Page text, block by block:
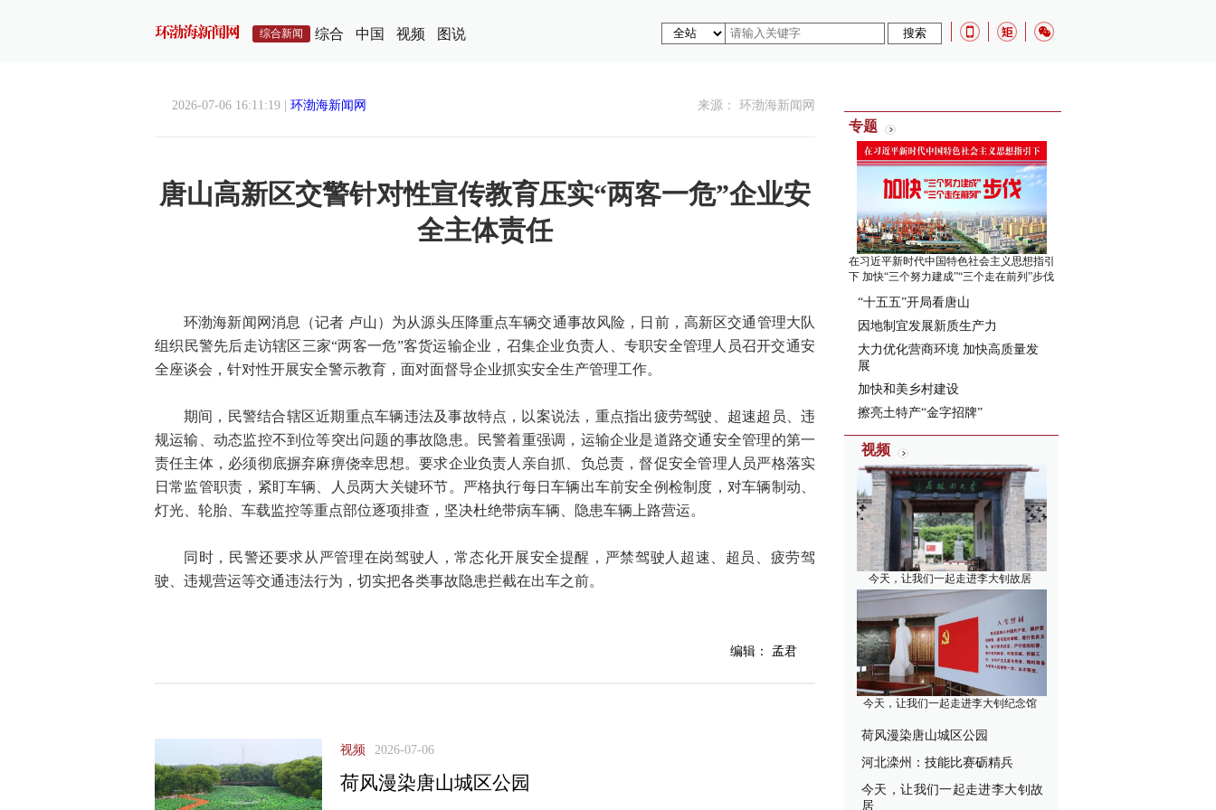
综合新闻 综合 中国 视频 图说
2026-07-06 16:11:19 | 环渤海新闻网 来源： 环渤海新闻网
唐山高新区交警针对性宣传教育压实“两客一危”企业安
全主体责任
环渤海新闻网消息（记者 卢山）为从源头压降重点车辆交通事故风险，日前，高新区交通管理大队
组织民警先后走访辖区三家“两客一危”客货运输企业，召集企业负责人、专职安全管理人员召开交通安
全座谈会，针对性开展安全警示教育，面对面督导企业抓实安全生产管理工作。
期间，民警结合辖区近期重点车辆违法及事故特点，以案说法，重点指出疲劳驾驶、超速超员、违
规运输、动态监控不到位等突出问题的事故隐患。民警着重强调，运输企业是道路交通安全管理的第一
责任主体，必须彻底摒弃麻痹侥幸思想。要求企业负责人亲自抓、负总责，督促安全管理人员严格落实
日常监管职责，紧盯车辆、人员两大关键环节。严格执行每日车辆出车前安全例检制度，对车辆制动、
灯光、轮胎、车载监控等重点部位逐项排查，坚决杜绝带病车辆、隐患车辆上路营运。
同时，民警还要求从严管理在岗驾驶人，常态化开展安全提醒，严禁驾驶人超速、超员、疲劳驾
驶、违规营运等交通违法行为，切实把各类事故隐患拦截在出车之前。
编辑： 孟君
视频 2026-07-06
荷风漫染唐山城区公园
专题
在习近平新时代中国特色社会主义思想指引
下 加快“三个努力建成”“三个走在前列”步伐
“十五五”开局看唐山
因地制宜发展新质生产力
大力优化营商环境 加快高质量发
展
加快和美乡村建设
擦亮土特产“金字招牌”
视频
今天，让我们一起走进李大钊故居
今天，让我们一起走进李大钊纪念馆
荷风漫染唐山城区公园
河北滦州：技能比赛砺精兵
今天，让我们一起走进李大钊故
居